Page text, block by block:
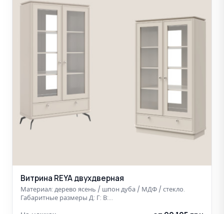
Витрина REYA двухдверная
Материал: дерево ясень / шпон дуба / МДФ / стекло.
Габаритные размеры Д: Г: В:…